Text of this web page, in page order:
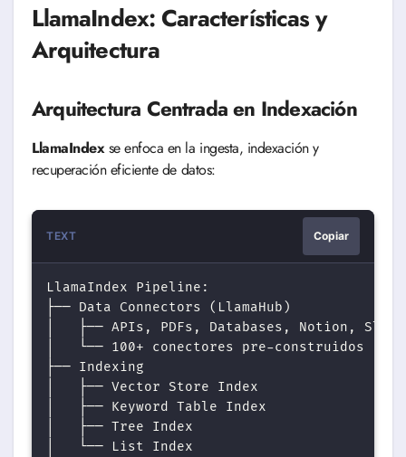
LlamaIndex: Características y
Arquitectura
Arquitectura Centrada en Indexación
LlamaIndexse enfoca en la ingesta, indexación y
recuperación eficiente de datos:
TEXT Copiar
LlamaIndex Pipeline:
├── Data Connectors (LlamaHub)
│   ├── APIs, PDFs, Databases, Notion, Slack
│   └── 100+ conectores pre-construidos
├── Indexing
│   ├── Vector Store Index
│   ├── Keyword Table Index
│   ├── Tree Index
│   └── List Index